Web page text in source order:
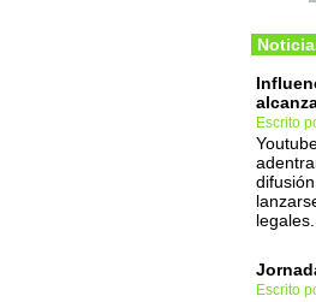
Escrito
legales.
Escrito